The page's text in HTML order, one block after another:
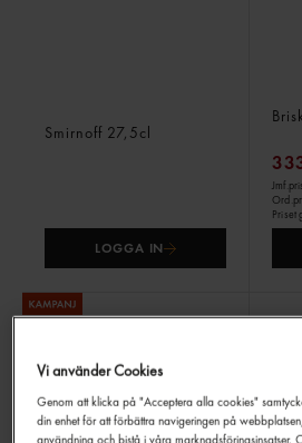
Smirnoff 27,5cl
LOGGA IN
Vi använder Cookies
Genom att klicka på "Acceptera alla cookies"
din enhet för att förbättra navigeringen på
användning och bistå i våra marknadsföringsinsatser.